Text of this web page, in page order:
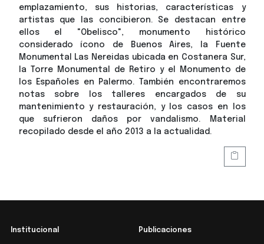
emplazamiento, sus historias, características y
artistas que las concibieron. Se destacan entre
ellos el "Obelisco", monumento histórico
considerado ícono de Buenos Aires, la Fuente
Monumental Las Nereidas ubicada en Costanera Sur,
la Torre Monumental de Retiro y el Monumento de
los Españoles en Palermo. También encontraremos
notas sobre los talleres encargados de su
mantenimiento y restauración, y los casos en los
que sufrieron daños por vandalismo. Material
recopilado desde el año 2013 a la actualidad.
Institucional Publicaciones